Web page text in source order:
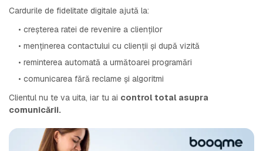
Cardurile de fidelitate digitale ajută la:
• creșterea ratei de revenire a clienților
• menținerea contactului cu clienții și după vizită
• reminterea automată a următoarei programări
• comunicarea fără reclame și algoritmi
Clientul nu te va uita, iar tu ai control total asupra
comunicării.